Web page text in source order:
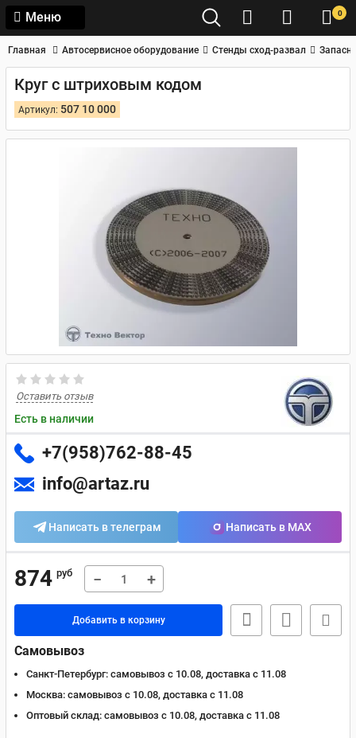
Меню 0
Главная Автосервисное оборудование Стенды сход-развал
Круг с штриховым кодом
Артикул: 507 10 000
Оставить отзыв
Есть в наличии
+7(958)762-88-45
info@artaz.ru
Написать в телеграм Написать в MAX
874 руб − +
Добавить в корзину
Самовывоз
Санкт-Петербург: самовывоз с 10.08, доставка c 11.08
Москва: самовывоз с 10.08, доставка c 11.08
Оптовый склад: самовывоз с 10.08, доставка c 11.08